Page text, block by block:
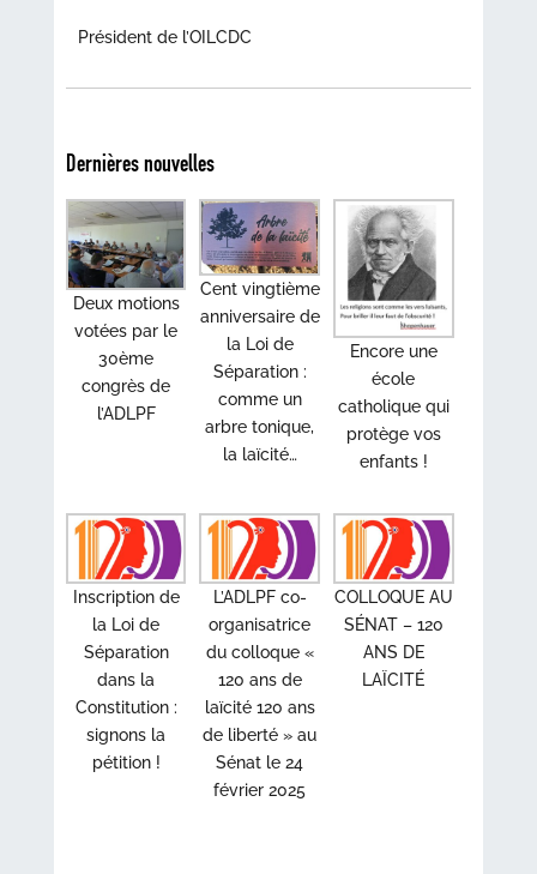
Président de l’OILCDC
Dernières nouvelles
Deux motions
votées par le
30ème
congrès de
l’ADLPF
Cent vingtième
anniversaire de
la Loi de
Séparation :
comme un
arbre tonique,
la laïcité…
Encore une
école
catholique qui
protège vos
enfants !
Inscription de
la Loi de
Séparation
dans la
Constitution :
signons la
pétition !
L’ADLPF co-
organisatrice
du colloque «
120 ans de
laïcité 120 ans
de liberté » au
Sénat le 24
février 2025
COLLOQUE AU
SÉNAT – 120
ANS DE
LAÏCITÉ